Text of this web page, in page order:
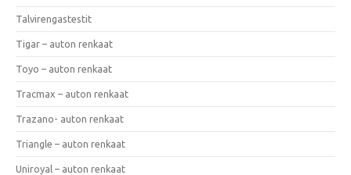
Talvirengastestit
Tigar – auton renkaat
Toyo – auton renkaat
Tracmax – auton renkaat
Trazano- auton renkaat
Triangle – auton renkaat
Uniroyal – auton renkaat